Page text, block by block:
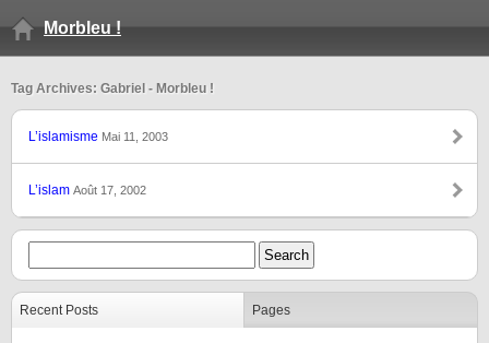
Morbleu !
Tag Archives: Gabriel - Morbleu !
L’islamisme Mai 11, 2003
L’islam Août 17, 2002
Recent Posts Pages